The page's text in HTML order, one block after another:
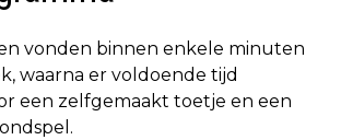
vonden binnen enkele minuten
waarna er voldoende tijd
een zelfgemaakt toetje en een